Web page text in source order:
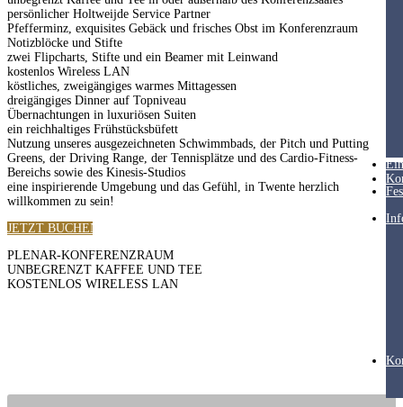
persönlicher Holtweijde Service Partner
Pfefferminz, exquisites Gebäck und frisches Obst im Konferenzraum
Notizblöcke und Stifte
zwei Flipcharts, Stifte und ein Beamer mit Leinwand
kostenlos Wireless LAN
köstliches, zweigängiges warmes Mittagessen
dreigängiges Dinner auf Topniveau
Übernachtungen in luxuriösen Suiten
ein reichhaltiges Frühstücksbüfett
Nutzung unseres ausgezeichneten Schwimmbads, der Pitch und Putting
Greens, der Driving Range, der Tennisplätze und des Cardio-Fitness-
Bereichs sowie des Kinesis-Studios
eine inspirierende Umgebung und das Gefühl, in Twente herzlich
willkommen zu sein!
JETZT BUCHEN
PLENAR-KONFERENZRAUM
UNBEGRENZT KAFFEE UND TEE
KOSTENLOS WIRELESS LAN